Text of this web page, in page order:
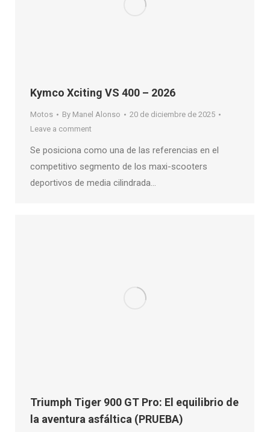
Kymco Xciting VS 400 – 2026
Motos By Manel Alonso
20 de diciembre de 2025
Leave a comment
Se posiciona como una de las referencias en el
competitivo segmento de los maxi-scooters
deportivos de media cilindrada…
Triumph Tiger 900 GT Pro: El equilibrio de
la aventura asfáltica (PRUEBA)